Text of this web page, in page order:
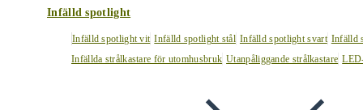
Infälld spotlight
Infälld spotlight vit Infälld spotlight stål Infälld spotlight svart Infälld
Infällda strålkastare för utomhusbruk Utanpåliggande strålkastare